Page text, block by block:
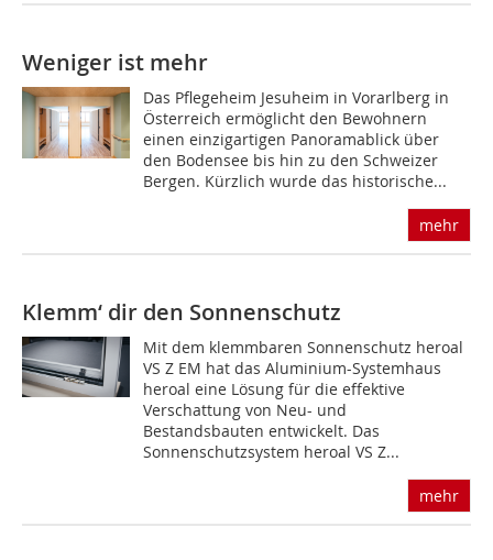
Weniger ist mehr
Das Pflegeheim Jesuheim in Vorarlberg in
Österreich ermöglicht den Bewohnern
einen einzigartigen Panoramablick über
den Bodensee bis hin zu den Schweizer
Bergen. Kürzlich wurde das his­torische...
mehr
Klemm‘ dir den Sonnenschutz
Mit dem klemmbaren Sonnenschutz heroal
VS Z EM hat das Aluminium-Systemhaus
heroal eine Lösung für die effektive
Verschattung von Neu- und
Bestandsbauten entwickelt. Das
Sonnenschutzsystem heroal VS Z...
mehr